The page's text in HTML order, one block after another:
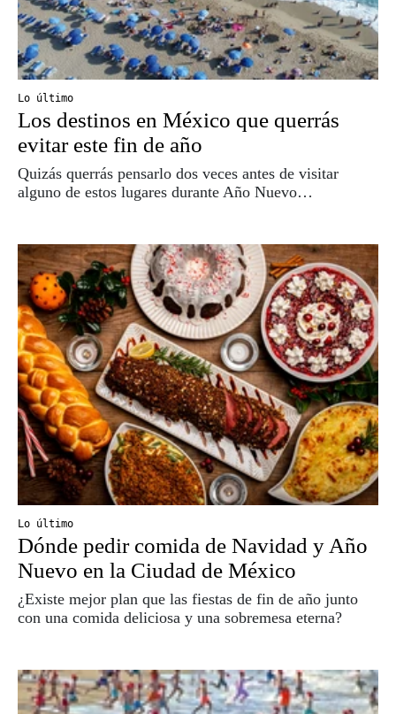
Lo último
Los destinos en México que querrás
evitar este fin de año
Quizás querrás pensarlo dos veces antes de visitar
alguno de estos lugares durante Año Nuevo…
Lo último
Dónde pedir comida de Navidad y Año
Nuevo en la Ciudad de México
¿Existe mejor plan que las fiestas de fin de año junto
con una comida deliciosa y una sobremesa eterna?